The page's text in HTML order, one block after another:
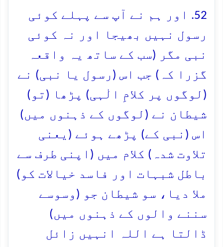
52. اور ہم نے آپ سے پہلے کوئی
رسول نہیں بھیجا اور نہ کوئی
نبی مگر (سب کے ساتھ یہ واقعہ
گزرا کہ) جب اس (رسول یا نبی) نے
(لوگوں پر کلامِ الٰہی) پڑھا (تو)
شیطان نے (لوگوں کے ذہنوں میں)
اس (نبی کے) پڑھے ہوئے (یعنی
تلاوت شدہ) کلام میں (اپنی طرف سے
باطل شبہات اور فاسد خیالات کو)
ملا دیا، سو شیطان جو (وسوسے
سننے والوں کے ذہنوں میں)
ڈالتا ہے اللہ انہیں زائل